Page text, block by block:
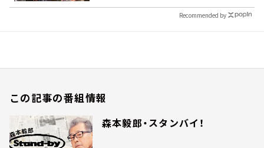
Recommended by
この記事の番組情報
森本毅郎・スタンバイ！